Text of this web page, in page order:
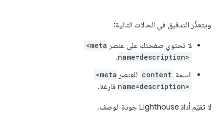
ويتعذَّر التدقيق في الحالات التالية:
لا تحتوي صفحتك على عنصر <meta
name=description>
.
السمة content للعنصر <meta
name=description> فارغة.
لا تقيّم أداة Lighthouse جودة الوصف.